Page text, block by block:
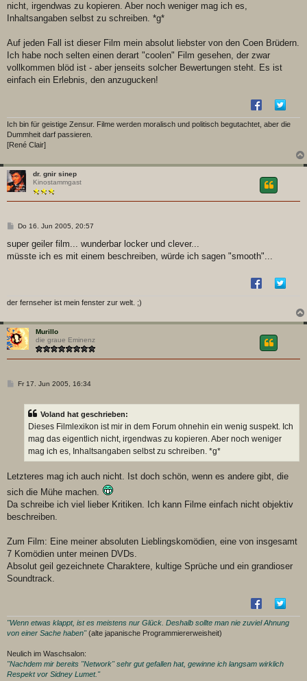
nicht, irgendwas zu kopieren. Aber noch weniger mag ich es,
Inhaltsangaben selbst zu schreiben. *g*
Auf jeden Fall ist dieser Film mein absolut liebster von den Coen Brüdern.
Ich habe noch selten einen derart "coolen" Film gesehen, der zwar
vollkommen blöd ist - aber jenseits solcher Bewertungen steht. Es ist
einfach ein Erlebnis, den anzugucken!
Ich bin für geistige Zensur. Filme werden moralisch und politisch begutachtet, aber die
Dummheit darf passieren.
[René Clair]
dr. gnir sinep
Kinostammgast
B
i
t
r
Do 16. Jun 2005, 20:57
super geiler film... wunderbar locker und clever...
müsste ich es mit einem beschreiben, würde ich sagen "smooth"...
der fernseher ist mein fenster zur welt. ;)
Murillo
die graue Eminenz
BFr 17. Jun 2005, 16:34
Voland hat geschrieben:
Dieses Filmlexikon ist mir in dem Forum ohnehin ein wenig suspekt. Ich
mag das eigentlich nicht, irgendwas zu kopieren. Aber noch weniger
mag ich es, Inhaltsangaben selbst zu schreiben. *g*
Letzteres mag ich auch nicht. Ist doch schön, wenn es andere gibt, die
sich die Mühe machen.
Da schreibe ich viel lieber Kritiken. Ich kann Filme einfach nicht objektiv
beschreiben.
Zum Film: Eine meiner absoluten Lieblingskomödien, eine von insgesamt
7 Komödien unter meinen DVDs.
Absolut geil gezeichnete Charaktere, kultige Sprüche und ein grandioser
Soundtrack.
"Wenn etwas klappt, ist es meistens nur Glück. Deshalb sollte man nie zuviel Ahnung
von einer Sache haben"(alte japanische Programmiererweisheit)
Neulich im Waschsalon:
"Nachdem mir bereits "Network" sehr gut gefallen hat, gewinne ich langsam wirklich
Respekt vor Sidney Lumet."